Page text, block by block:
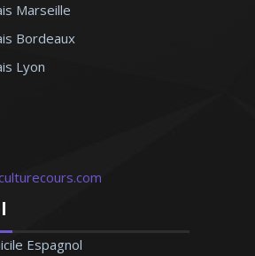
Marseille
Bordeaux
Lyon
Espagnol